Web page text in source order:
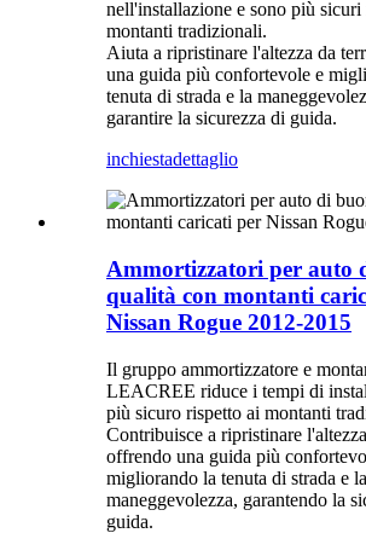
nell'installazione e sono più sicuri
montanti tradizionali.
Aiuta a ripristinare l'altezza da
una guida più confortevole e
tenuta di strada e la
garantire la sicurezza di guida.
inchiestadettaglio
Ammortizzatori per auto
qualità con montanti
Nissan Rogue 2012-2015
Il gruppo ammortizzatore e
LEACREE riduce i tempi di
più sicuro rispetto ai montanti
Contribuisce a ripristinare
offrendo una guida più
migliorando la tenuta di strada e la
maneggevolezza, garantendo la
guida.